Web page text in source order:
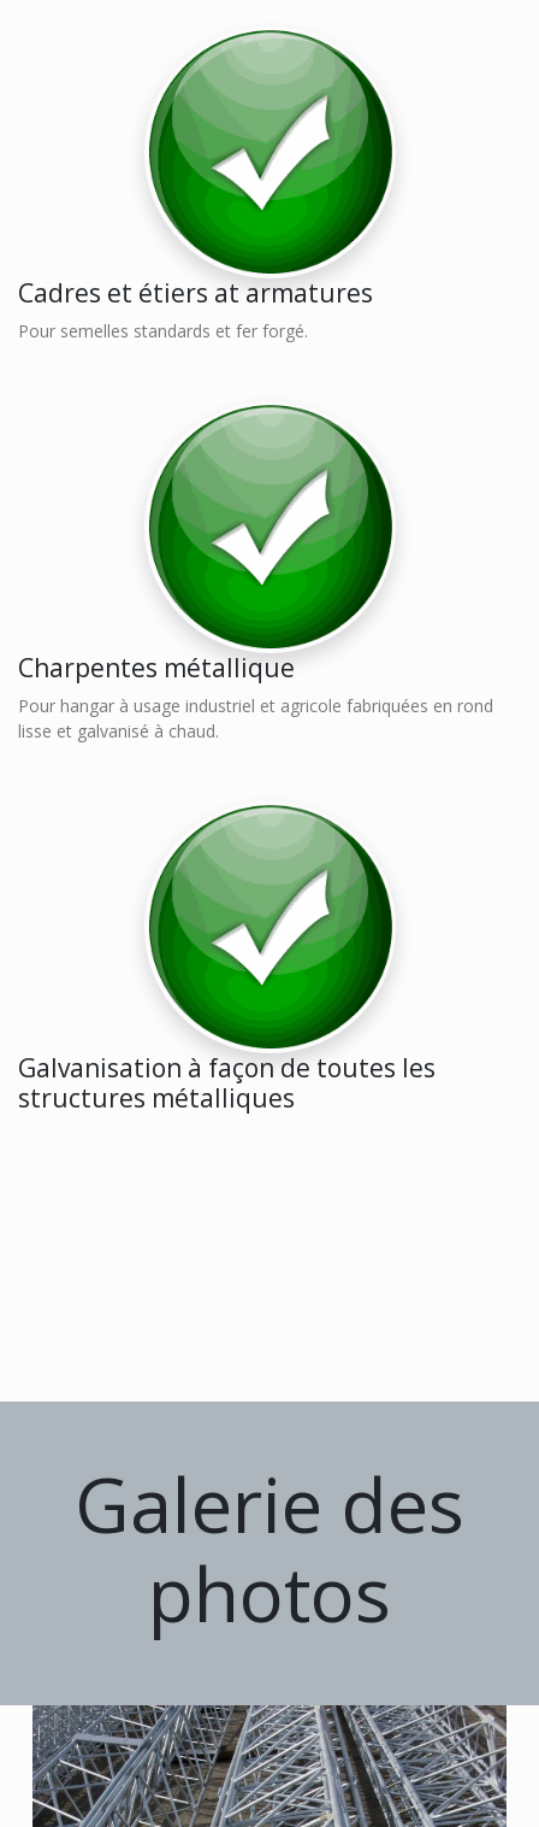
Cadres et étiers at armatures
Pour semelles standards et fer forgé.
Charpentes métallique
Pour hangar à usage industriel et agricole fabriquées en rond
lisse et galvanisé à chaud.
Galvanisation à façon de toutes les
structures métalliques
Galerie des
photos